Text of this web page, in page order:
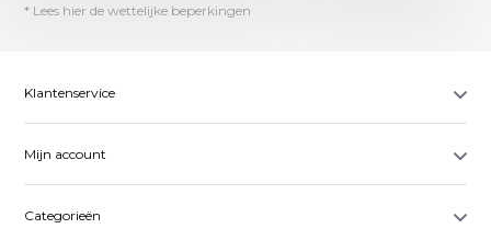
* Lees hier de wettelijke beperkingen
Klantenservice
Mijn account
Categorieën